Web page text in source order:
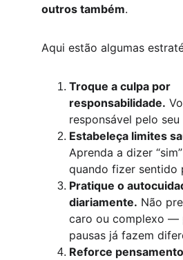
outros também.
Aqui estão algumas
Troque a culpa por
responsabilidade.
responsável pelo
Estabeleça limites
Aprenda a dizer
quando fizer sentido
Pratique o
diariamente. Não
caro ou complexo —
pausas já fazem
Reforce